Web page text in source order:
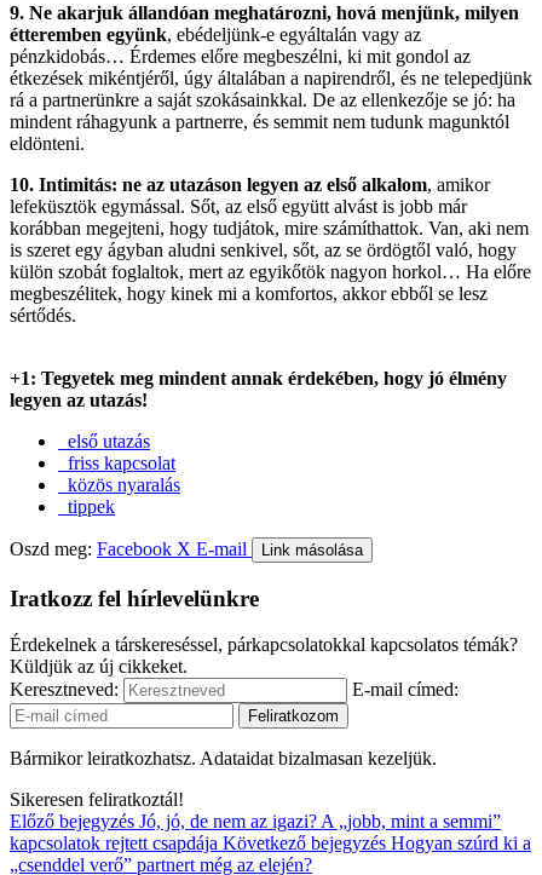
9. Ne akarjuk állandóan meghatározni, hová menjünk, milyen
étteremben együnk, ebédeljünk-e egyáltalán vagy az
pénzkidobás… Érdemes előre megbeszélni, ki mit gondol az
étkezések mikéntjéről, úgy általában a napirendről, és ne telepedjünk
rá a partnerünkre a saját szokásainkkal. De az ellenkezője se jó: ha
mindent ráhagyunk a partnerre, és semmit nem tudunk magunktól
eldönteni.
10. Intimitás: ne az utazáson legyen az első alkalom, amikor
lefeküsztök egymással. Sőt, az első együtt alvást is jobb már
korábban megejteni, hogy tudjátok, mire számíthattok. Van, aki nem
is szeret egy ágyban aludni senkivel, sőt, az se ördögtől való, hogy
külön szobát foglaltok, mert az egyikőtök nagyon horkol… Ha előre
megbeszélitek, hogy kinek mi a komfortos, akkor ebből se lesz
sértődés.
+1: Tegyetek meg mindent annak érdekében, hogy jó élmény
legyen az utazás!
első utazás
friss kapcsolat
közös nyaralás
tippek
Oszd meg: Facebook X E-mail Link másolása
Iratkozz fel hírlevelünkre
Érdekelnek a társkereséssel, párkapcsolatokkal kapcsolatos témák?
Küldjük az új cikkeket.
Keresztneved:
E-mail címed:
Bármikor leiratkozhatsz. Adataidat bizalmasan kezeljük.
Sikeresen feliratkoztál!
Előző bejegyzés Jó, jó, de nem az igazi? A „jobb, mint a semmi”
kapcsolatok rejtett csapdája Következő bejegyzés Hogyan szúrd ki a
„csenddel verő” partnert még az elején?